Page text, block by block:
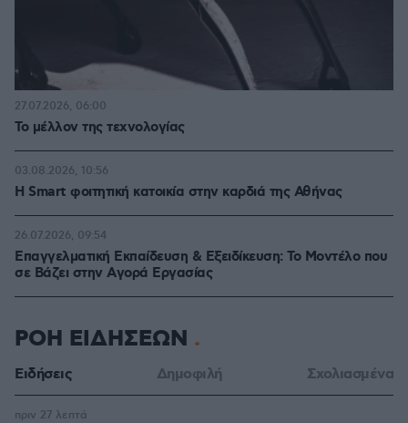
Το μέλλον της τεχνολογίας
27.07.2026, 06:00
Η Smart φοιτητική κατοικία στην καρδιά της Αθήνας
03.08.2026, 10:56
Επαγγελματική Εκπαίδευση & Εξειδίκευση: Το Mοντέλο που
σε Bάζει στην Aγορά Eργασίας
26.07.2026, 09:54
ΡΟΗ ΕΙΔΗΣΕΩΝ
Ειδήσεις Δημοφιλή Σχολιασμένα
πριν 27 λεπτά